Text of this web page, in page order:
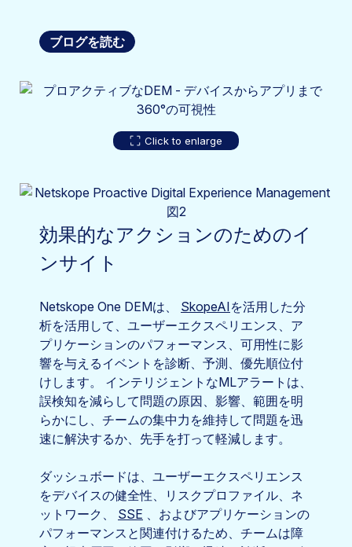
ブログを読む
Click to enlarge
効果的なアクションのためのイ
ンサイト
Netskope One DEMは、 SkopeAIを活用した分
析を活用して、ユーザーエクスペリエンス、ア
プリケーションのパフォーマンス、可用性に影
響を与えるイベントを診断、予測、優先順位付
けします。 インテリジェントなMLアラートは、
誤検知を減らして問題の原因、影響、範囲を明
らかにし、チームの集中力を維持して問題を迅
速に解決するか、先手を打って軽減します。
ダッシュボードは、ユーザーエクスペリエンス
をデバイスの健全性、リスクプロファイル、ネ
ットワーク、 SSE 、およびアプリケーションの
パフォーマンスと関連付けるため、チームは障